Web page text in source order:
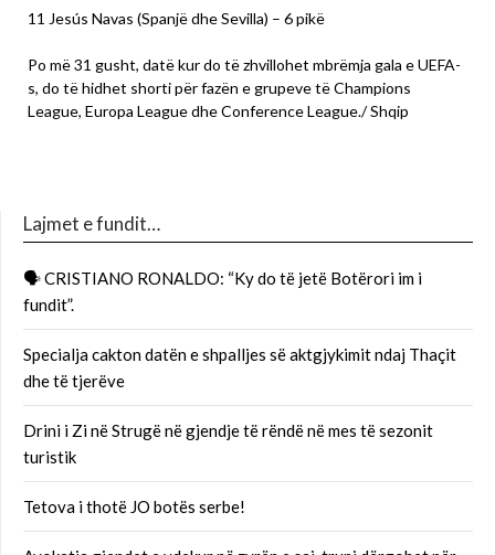
11 Jesús Navas (Spanjë dhe Sevilla) – 6 pikë
Po më 31 gusht, datë kur do të zhvillohet mbrëmja gala e UEFA-
s, do të hidhet shorti për fazën e grupeve të Champions
League, Europa League dhe Conference League./ Shqip
Lajmet e fundit…
🗣 CRISTIANO RONALDO: “Ky do të jetë Botërori im i
fundit”.
Specialja cakton datën e shpalljes së aktgjykimit ndaj Thaçit
dhe të tjerëve
Drini i Zi në Strugë në gjendje të rëndë në mes të sezonit
turistik
Tetova i thotë JO botës serbe!